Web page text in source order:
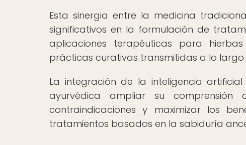
Esta sinergia entre la medicina
significativos en la formulación de
aplicaciones terapéuticas para
prácticas curativas transmitidas a lo
La integración de la inteligencia
ayurvédica ampliar su comprensión
contraindicaciones y maximizar los
tratamientos basados en la sabiduría